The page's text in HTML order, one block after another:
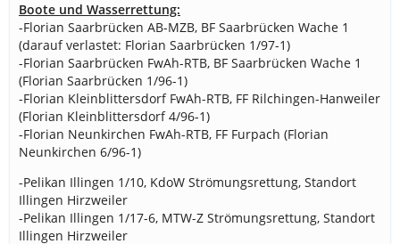
Boote und Wasserrettung:
-Florian Saarbrücken AB-MZB, BF Saarbrücken Wache 1
(darauf verlastet: Florian Saarbrücken 1/97-1)
-Florian Saarbrücken FwAh-RTB, BF Saarbrücken Wache 1
(Florian Saarbrücken 1/96-1)
-Florian Kleinblittersdorf FwAh-RTB, FF Rilchingen-Hanweiler
(Florian Kleinblittersdorf 4/96-1)
-Florian Neunkirchen FwAh-RTB, FF Furpach (Florian
Neunkirchen 6/96-1)
-Pelikan Illingen 1/10, KdoW Strömungsrettung, Standort
Illingen Hirzweiler
-Pelikan Illingen 1/17-6, MTW-Z Strömungsrettung, Standort
Illingen Hirzweiler